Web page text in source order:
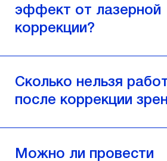
эффект от лазерной
коррекции?
Сколько нельзя
после коррекции
Можно ли провести